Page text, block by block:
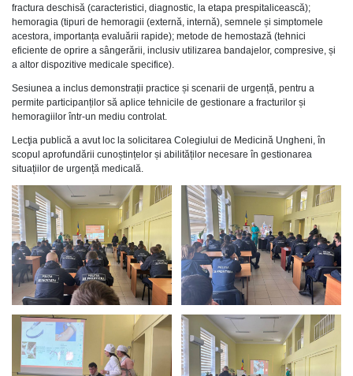
fractura deschisă (caracteristici, diagnostic, la etapa prespitalicească);
hemoragia (tipuri de hemoragii (externă, internă), semnele și simptomele
acestora, importanța evaluării rapide); metode de hemostază (tehnici
eficiente de oprire a sângerării, inclusiv utilizarea bandajelor, compresive, și
a altor dispozitive medicale specifice).
Sesiunea a inclus demonstrații practice și scenarii de urgență, pentru a
permite participanților să aplice tehnicile de gestionare a fracturilor și
hemoragiilor într-un mediu controlat.
Lecţia publică a avut loc la solicitarea Colegiului de Medicină Ungheni, în
scopul aprofundării cunoștințelor și abilităților necesare în gestionarea
situațiilor de urgență medicală.